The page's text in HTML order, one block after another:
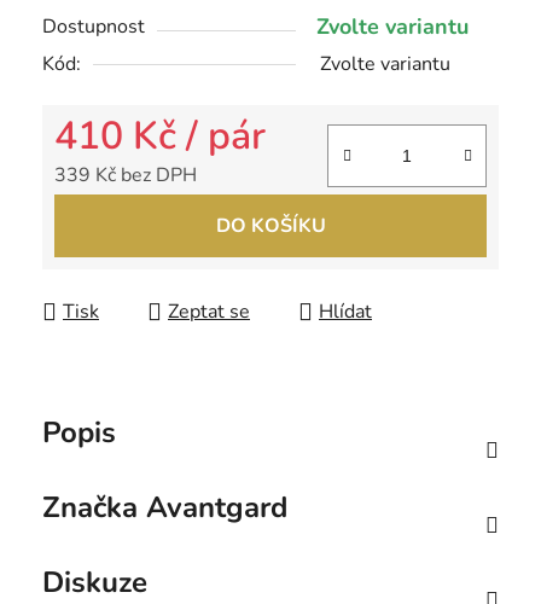
Dostupnost Zvolte variantu
Kód: Zvolte variantu
410 Kč/ pár
339 Kč bez DPH
DO KOŠÍKU
Tisk Zeptat se Hlídat
Popis
Značka Avantgard
Diskuze